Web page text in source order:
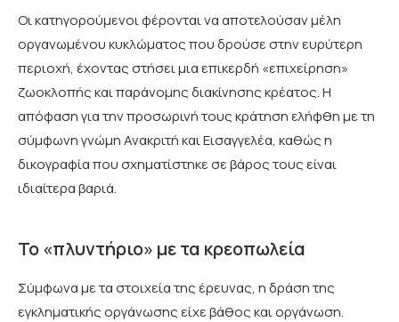
Οι κατηγορούμενοι φέρονται να αποτελούσαν μέλη
οργανωμένου κυκλώματος που δρούσε στην ευρύτερη
περιοχή, έχοντας στήσει μια επικερδή «επιχείρηση»
ζωοκλοπής και παράνομης διακίνησης κρέατος. Η
απόφαση για την προσωρινή τους κράτηση ελήφθη με τη
σύμφωνη γνώμη Ανακριτή και Εισαγγελέα, καθώς η
δικογραφία που σχηματίστηκε σε βάρος τους είναι
ιδιαίτερα βαριά.
Το «πλυντήριο» με τα κρεοπωλεία
Σύμφωνα με τα στοιχεία της έρευνας, η δράση της
εγκληματικής οργάνωσης είχε βάθος και οργάνωση.